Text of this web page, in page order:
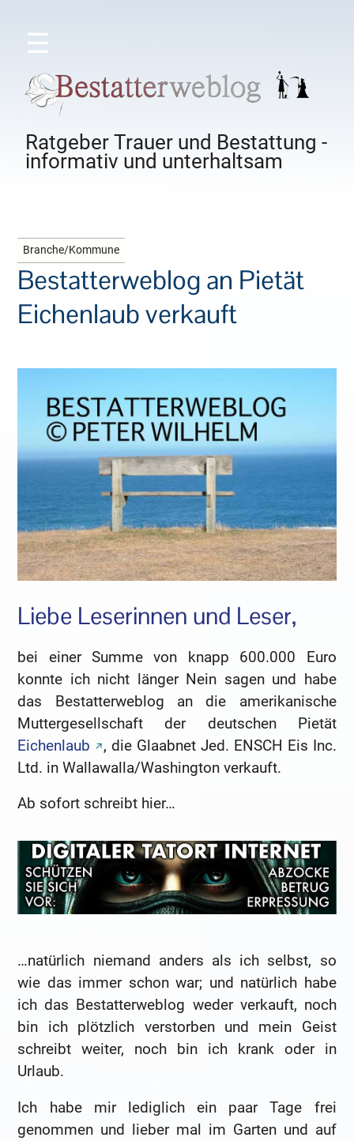
☰
Ratgeber Trauer und Bestattung -
informativ und unterhaltsam
Branche/Kommune
Bestatterweblog an Pietät
Eichenlaub verkauft
Liebe Leserinnen und Leser,
bei einer Summe von knapp 600.000 Euro
konnte ich nicht länger Nein sagen und habe
das Bestatterweblog an die amerikanische
Muttergesellschaft der deutschen Pietät
Eichenlaub
, die Glaabnet Jed. ENSCH Eis Inc.
Ltd. in Wallawalla/Washington verkauft.
Ab sofort schreibt hier…
…natürlich niemand anders als ich selbst, so
wie das immer schon war; und natürlich habe
ich das Bestatterweblog weder verkauft, noch
bin ich plötzlich verstorben und mein Geist
schreibt weiter, noch bin ich krank oder in
Urlaub.
Ich habe mir lediglich ein paar Tage frei
genommen und lieber mal im Garten und auf